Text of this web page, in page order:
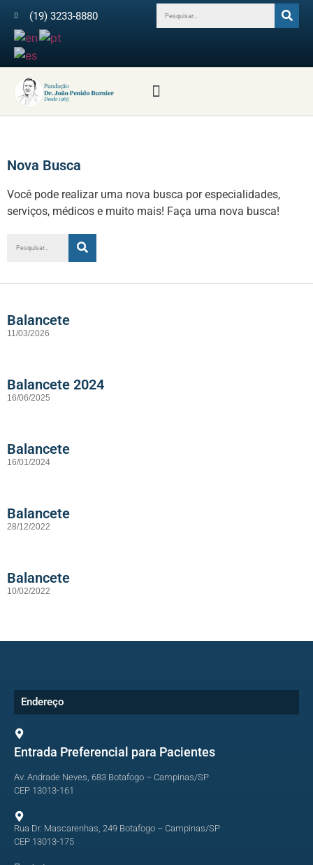
(19) 3233-8880
Nova Busca
Você pode realizar uma nova busca por especialidades,
serviços, médicos e muito mais! Faça uma nova busca!
Balancete
11/03/2026
Balancete 2024
16/06/2025
Balancete
16/01/2024
Balancete
28/12/2022
Balancete
10/02/2022
Endereço
Entrada Preferencial para Pacientes
Av. Andrade Neves, 683 Botafogo – Campinas/SP
CEP 13013-161
Rua Dr. Mascarenhas, 249 Botafogo – Campinas/SP
CEP 13013-175